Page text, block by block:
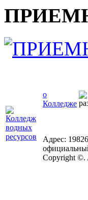
о
Колледже
Адрес:
Copyright ©.